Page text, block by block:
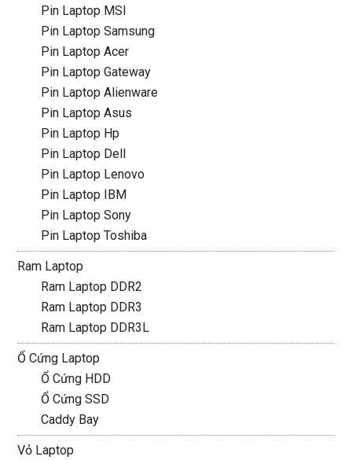
Pin Laptop MSI
Pin Laptop Samsung
Pin Laptop Acer
Pin Laptop Gateway
Pin Laptop Alienware
Pin Laptop Asus
Pin Laptop Hp
Pin Laptop Dell
Pin Laptop Lenovo
Pin Laptop IBM
Pin Laptop Sony
Pin Laptop Toshiba
Ram Laptop
Ram Laptop DDR2
Ram Laptop DDR3
Ram Laptop DDR3L
Ổ Cứng Laptop
Ổ Cứng HDD
Ổ Cứng SSD
Caddy Bay
Vỏ Laptop